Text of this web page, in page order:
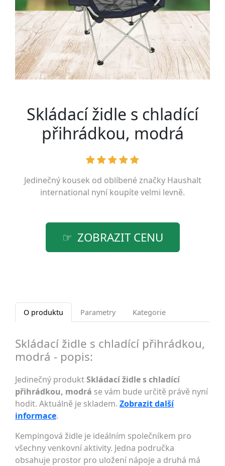
Skládací židle s chladící
přihrádkou, modrá
Jedinečný kousek od oblíbené značky Haushalt
international nyní koupíte velmi levně.
ZOBRAZIT CENU
O produktu Parametry Kategorie
Skládací židle s chladící přihrádkou,
modrá - popis:
Jedinečný produktSkládací židle s chladící
přihrádkou, modrá se vám bude určitě právě nyní
hodit. Aktuálně je skladem. Zobrazit další
informace.
Kempingová židle je ideálním společníkem pro
všechny venkovní aktivity. Jedna područka
obsahuje prostor pro uložení nápoje a druhá má